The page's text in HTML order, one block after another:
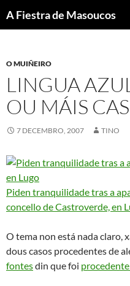
aoA Fiestra de Masoucos
O MUIÑEIRO
LINGUA
OU MÁIS
7 DECEMBRO, 2007 TINO
Piden tranquilidade tras a
concello de Castroverde, en
O tema non está nada claro,
dous casos procedentes de
fontesdin que foi